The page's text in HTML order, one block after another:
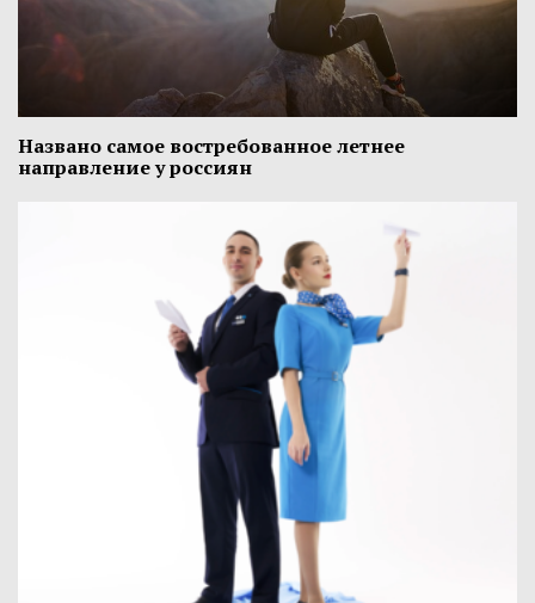
Названо самое востребованное летнее
направление у россиян